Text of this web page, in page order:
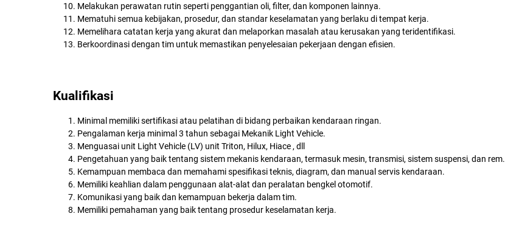
Melakukan perawatan rutin seperti penggantian oli, filter, dan komponen lainnya.
Mematuhi semua kebijakan, prosedur, dan standar keselamatan yang berlaku di tempat kerja.
Memelihara catatan kerja yang akurat dan melaporkan masalah atau kerusakan yang teridentifikasi.
Berkoordinasi dengan tim untuk memastikan penyelesaian pekerjaan dengan efisien.
Kualifikasi
Minimal memiliki sertifikasi atau pelatihan di bidang perbaikan kendaraan ringan.
Pengalaman kerja minimal 3 tahun sebagai Mekanik Light Vehicle.
Menguasai unit Light Vehicle (LV) unit Triton, Hilux, Hiace , dll
Pengetahuan yang baik tentang sistem mekanis kendaraan, termasuk mesin, transmisi, sistem suspensi, dan rem.
Kemampuan membaca dan memahami spesifikasi teknis, diagram, dan manual servis kendaraan.
Memiliki keahlian dalam penggunaan alat-alat dan peralatan bengkel otomotif.
Komunikasi yang baik dan kemampuan bekerja dalam tim.
Memiliki pemahaman yang baik tentang prosedur keselamatan kerja.